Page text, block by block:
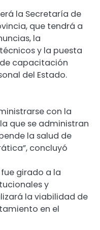
la Secretaría de
que tendrá a
la
y la puesta
capacitación
del Estado.
con la
que se administran
la salud de
concluyó
girado a la
y
la viabilidad de
en el